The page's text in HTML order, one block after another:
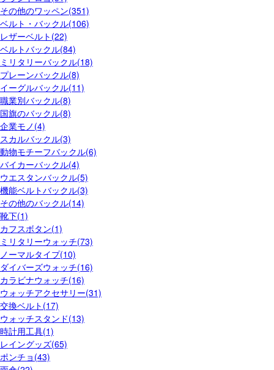
その他のワッペン(351)
ベルト・バックル(106)
レザーベルト(22)
ベルトバックル(84)
ミリタリーバックル(18)
プレーンバックル(8)
イーグルバックル(11)
職業別バックル(8)
国旗のバックル(8)
企業モノ(4)
スカルバックル(3)
動物モチーフバックル(6)
バイカーバックル(4)
ウエスタンバックル(5)
機能ベルトバックル(3)
その他のバックル(14)
靴下(1)
カフスボタン(1)
ミリタリーウォッチ(73)
ノーマルタイプ(10)
ダイバーズウォッチ(16)
カラビナウォッチ(16)
ウォッチアクセサリー(31)
交換ベルト(17)
ウォッチスタンド(13)
時計用工具(1)
レイングッズ(65)
ポンチョ(43)